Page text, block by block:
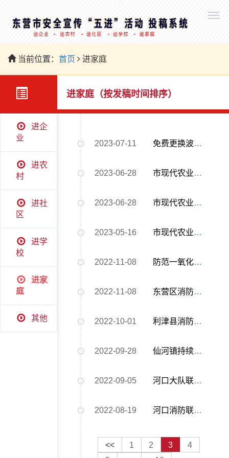
当前位置： 首页 进家庭
进企
业
进农
村
进社
区
进学
校
进家
庭
其他
进家庭（按发稿时间排序）
2023-07-11 免费更换波纹管，守牢安全“生命线”
2023-06-28 市现代农业示范区开展 “人人讲安全、个个会应急”主题宣传活动
2023-06-28 市现代农业示范区开展用电用气安全检查行动
2023-05-16 市现代农业示范区开展“美好生活•民法典相伴”主题普法宣传活动
2022-11-08 防范一氧化碳宣传
2022-11-08 东营区消防救援大队进学校开展“119”消防宣传活动
2022-10-01 利津县消防救援大队“串门”唠嗑 消防宣传走进家庭
2022-09-28 仙河镇持续开展燃气领域隐患排查整改“全覆盖”专项行动
2022-09-05 河口大队联合开展“敲门入户”消防安全宣传活动
2022-08-19 河口消防联合志愿者开展“进家庭”宣传活动
<< 1 2 3
4